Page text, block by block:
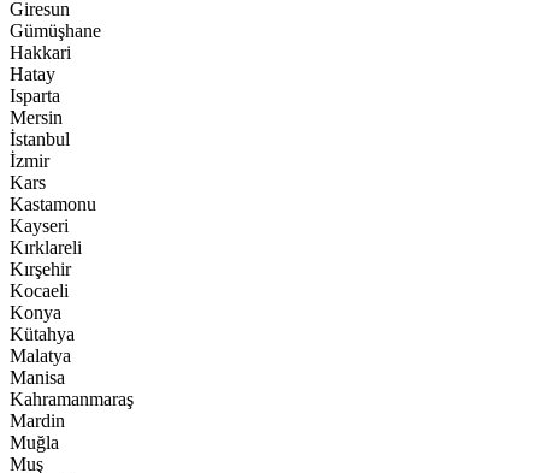
Giresun
Gümüşhane
Hakkari
Hatay
Isparta
Mersin
İstanbul
İzmir
Kars
Kastamonu
Kayseri
Kırklareli
Kırşehir
Kocaeli
Konya
Kütahya
Malatya
Manisa
Kahramanmaraş
Mardin
Muğla
Muş